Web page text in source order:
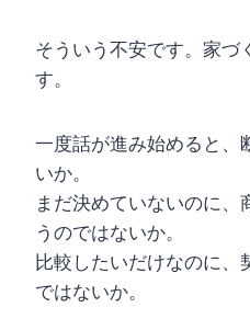
そういう不安です。家づ
す。
一度話が進み始めると、
いか。
まだ決めていないのに、
うのではないか。
比較したいだけなのに、
ではないか。